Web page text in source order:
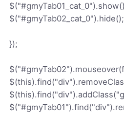
$("#gmyTab02_cat_0").hide();
});